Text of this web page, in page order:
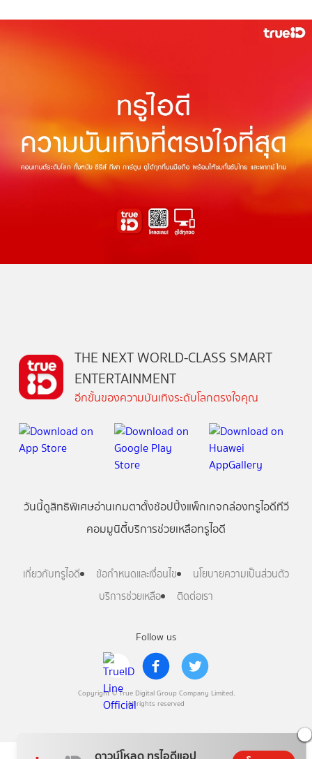
Follow us
Copyright © True Digital Group Company Limited.
All rights reserved
THE NEXT WORLD-CLASS SMART
ENTERTAINMENT
อีกขั้นของความบันเทิงระดับโลกตรงใจคุณ
วันนี้ดูสิทธิพิเศษอ่านเกมตาตั้งช้อปปิ้งแพ็กเกจกล่องทรูไอดีทีวี
คอมมูนิตี้บริการช่วยเหลือทรูไอดี
เกี่ยวกับทรูไอดี ข้อกำหนดและเงื่อนไข
นโยบายความเป็นส่วนตัว
บริการช่วยเหลือ
ติดต่อเรา